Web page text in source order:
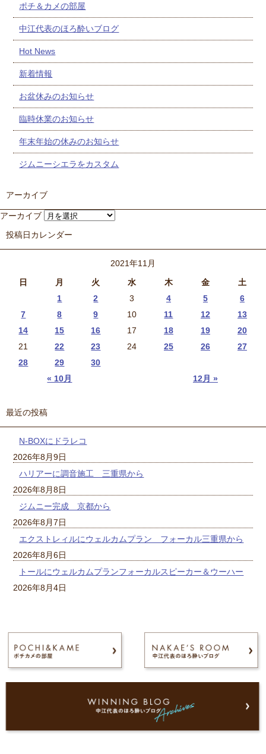
ポチ＆カメの部屋
中江代表のほろ酔いブログ
Hot News
新着情報
お盆休みのお知らせ
臨時休業のお知らせ
年末年始の休みのお知らせ
ジムニーシエラをカスタム
アーカイブ
アーカイブ
投稿日カレンダー
2021年11月
日
月 火 水 木 金 土
« 10月 12月 »
1 2 3 4 5
6
7
8 9 10 11 12
13
14
15 16 17 18 19
20
21
22 23 24 25 26
27
28
29 30
最近の投稿
N-BOXにドラレコ
2026年8月9日
ハリアーに調音施工 三重県から
2026年8月8日
ジムニー完成 京都から
2026年8月7日
エクストレィルにウェルカムプラン フォーカル三重県から
2026年8月6日
トールにウェルカムプランフォーカルスピーカー＆ウーハー
2026年8月4日